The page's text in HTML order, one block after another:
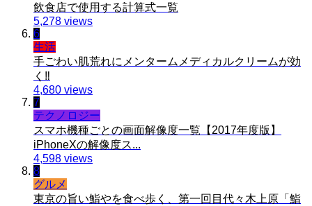
飲食店で使用する計算式一覧
5,278 views
6
生活
手ごわい肌荒れにメンタームメディカルクリームが効
く‼︎
4,680 views
7
テクノロジー
スマホ機種ごとの画面解像度一覧【2017年度版】
iPhoneXの解像度ス...
4,598 views
8
グルメ
東京の旨い鮨やを食べ歩く、第一回目代々木上原「鮨